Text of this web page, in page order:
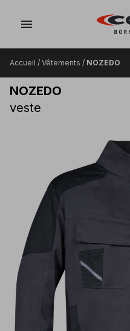
menu
Accueil / Vêtements / NOZEDO
NOZEDO
veste